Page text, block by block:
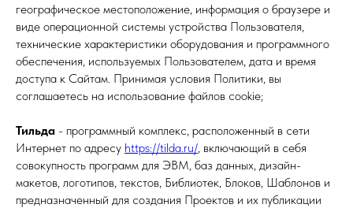
географическое местоположение, информация о браузере и
виде операционной системы устройства Пользователя,
технические характеристики оборудования и программного
обеспечения, используемых Пользователем, дата и время
доступа к Сайтам. Принимая условия Политики, вы
соглашаетесь на использование файлов cookie;
Тильда - программный комплекс, расположенный в сети
Интернет по адресу https://tilda.ru/ , включающий в себя
совокупность программ для ЭВМ, баз данных, дизайн-
макетов, логотипов, текстов, Библиотек, Блоков, Шаблонов и
предназначенный для создания Проектов и их публикации